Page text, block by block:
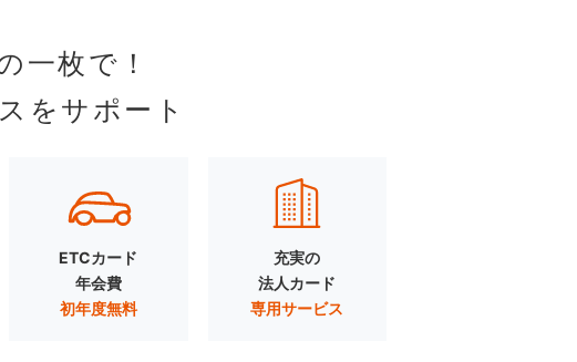
一枚で！
をサポート
ETCカード
年会費
初年度無料
充実の
法人カード
専用サービス